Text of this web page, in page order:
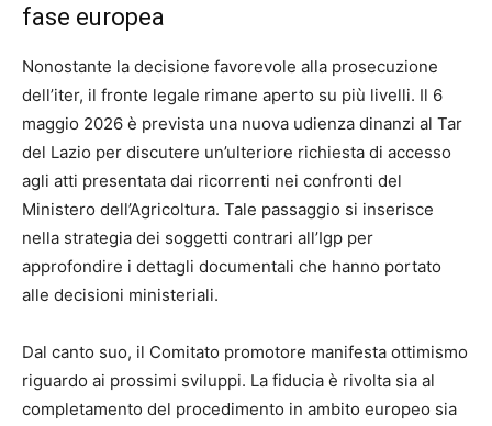
fase europea
Nonostante la decisione favorevole alla prosecuzione
dell’iter, il fronte legale rimane aperto su più livelli. Il 6
maggio 2026 è prevista una nuova udienza dinanzi al Tar
del Lazio per discutere un’ulteriore richiesta di accesso
agli atti presentata dai ricorrenti nei confronti del
Ministero dell’Agricoltura. Tale passaggio si inserisce
nella strategia dei soggetti contrari all’Igp per
approfondire i dettagli documentali che hanno portato
alle decisioni ministeriali.
Dal canto suo, il Comitato promotore manifesta ottimismo
riguardo ai prossimi sviluppi. La fiducia è rivolta sia al
completamento del procedimento in ambito europeo sia